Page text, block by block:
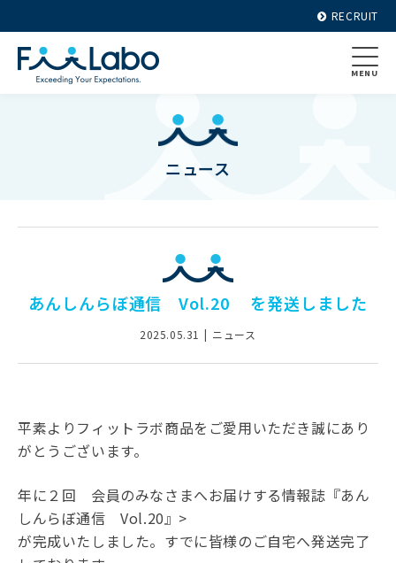
RECRUIT
MENU
ニュース
あんしんらぼ通信 Vol.20 を発送しました
2025.05.31 ニュース
平素よりフィットラボ商品をご愛用いただき誠にあり
がとうございます。
年に２回 会員のみなさまへお届けする情報誌 『あん
しんらぼ通信 Vol.20』>
が完成いたしました。すでに皆様のご自宅へ発送完了